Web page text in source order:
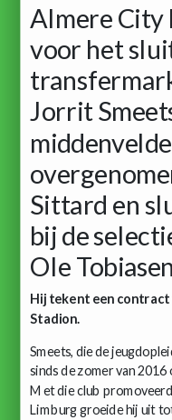
Almere City
voor het
Jorrit
Sittard en
bij de
Ole
Hij tekent een contract
Stadion.
Smeets, die de
sinds de zomer van
Met die club
Limburg groeide hij uit